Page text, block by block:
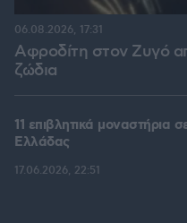
Αφροδίτη στον Ζυγό
ζώδια
06.08.2026, 17:31
11 επιβλητικά μοναστήρια
Ελλάδας
17.06.2026, 22:51